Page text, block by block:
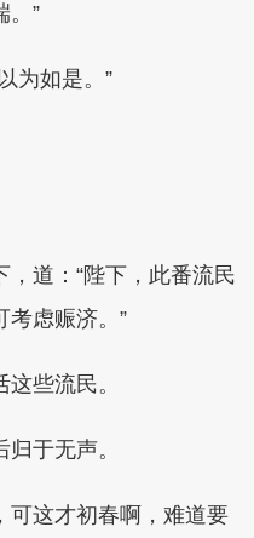
。”
为如是。”
道：“陛下，此番流民
考虑赈济。”
些流民。
于无声。
可这才初春啊，难道要